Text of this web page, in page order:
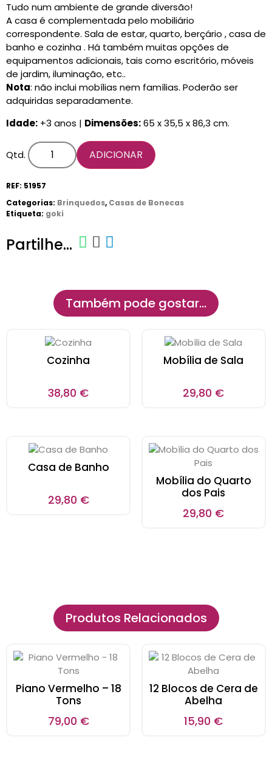
Tudo num ambiente de grande diversão!
A casa é complementada pelo mobiliário
correspondente. Sala de estar, quarto, berçário , casa de
banho e cozinha . Há também muitas opções de
equipamentos adicionais, tais como escritório, móveis
de jardim, iluminação, etc..
Nota: não inclui mobílias nem famílias. Poderão ser
adquiridas separadamente.
Idade: +3 anos | Dimensões:65 x 35,5 x 86,3 cm.
Qtd. ADICIONAR
REF: 51957
Categorias: Brinquedos, Casas de Bonecas
Etiqueta: goki
Partilhe...
Também pode gostar…
Cozinha
38,80 €
Mobília de Sala
29,80 €
Casa de Banho
29,80 €
Mobília do Quarto
dos Pais
29,80 €
Produtos Relacionados
Piano Vermelho – 18
Tons
79,00 €
12 Blocos de Cera de
Abelha
15,90 €